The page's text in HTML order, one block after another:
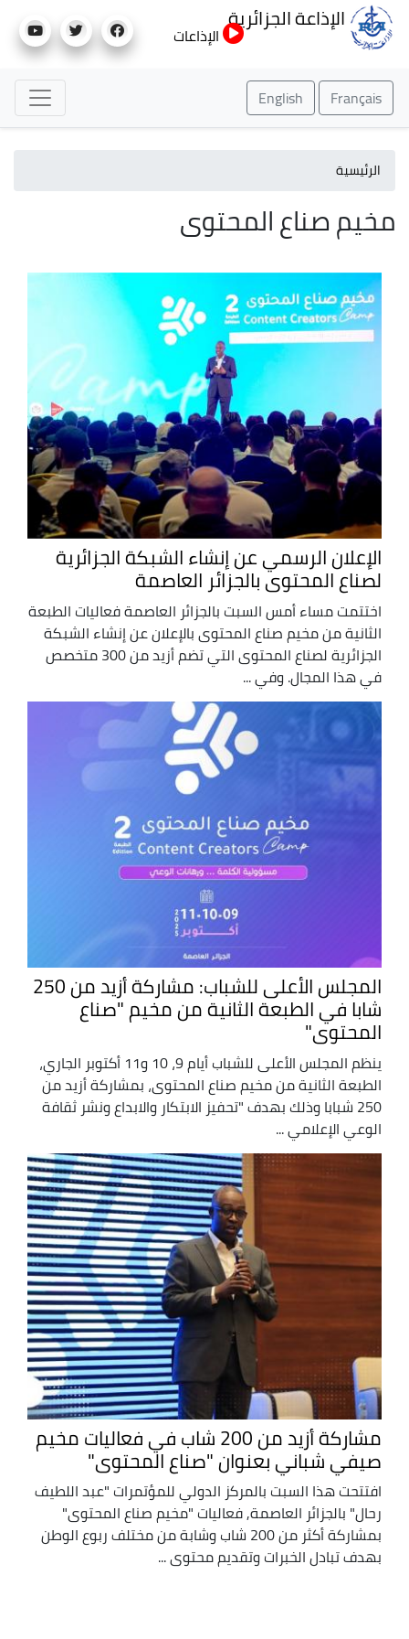
إلى
الإذاعة الجزائرية
الإذاعات
Français
English
الرئيسية
مخيم صناع المحتوى
الإعلان الرسمي عن إنشاء الشبكة الجزائرية
لصناع المحتوى بالجزائر العاصمة
اختتمت مساء أمس السبت بالجزائر العاصمة فعاليات الطبعة
الثانية من مخيم صناع المحتوى بالإعلان عن إنشاء الشبكة
الجزائرية لصناع المحتوى التي تضم أزيد من 300 متخصص
في هذا المجال. وفي ...
المجلس الأعلى للشباب: مشاركة أزيد من 250
شابا في الطبعة الثانية من مخيم "صناع
المحتوى"
ينظم المجلس الأعلى للشباب أيام 9، 10 و11 أكتوبر الجاري،
الطبعة الثانية من مخيم صناع المحتوى، بمشاركة أزيد من
250 شبابا وذلك بهدف "تحفيز الابتكار والابداع ونشر ثقافة
الوعي الإعلامي ...
مشاركة أزيد من 200 شاب في فعاليات مخيم
صيفي شباني بعنوان "صناع المحتوى"
افتتحت هذا السبت بالمركز الدولي للمؤتمرات "عبد اللطيف
رحال" بالجزائر العاصمة, فعاليات "مخيم صناع المحتوى"
بمشاركة أكثر من 200 شاب وشابة من مختلف ربوع الوطن
بهدف تبادل الخبرات وتقديم محتوى ...